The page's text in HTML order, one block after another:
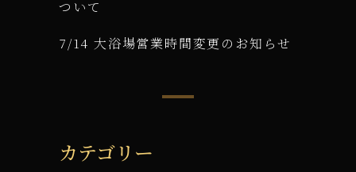
ついて
7/14 大浴場営業時間変更のお知らせ
カテゴリー